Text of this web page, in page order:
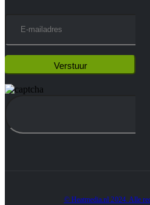
© Heatmedia.nl 2024. Alle